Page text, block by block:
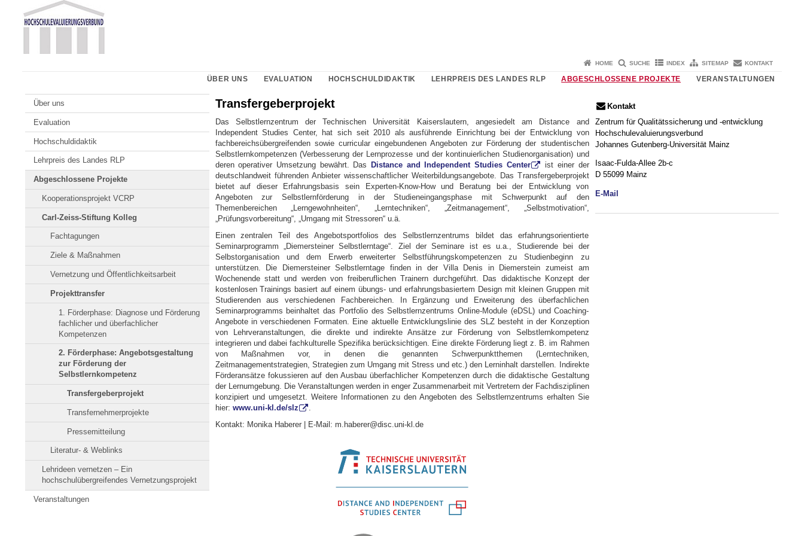
Inhalt Johannes
Gutenberg-
Mainz
HOME SUCHE INDEX SITEMAP KONTAKT
ÜBER UNS EVALUATION HOCHSCHULDIDAKTIK LEHRPREIS DES LANDES RLP ABGESCHLOSSENE PROJEKTE VERANSTALTUNGEN
Über uns
Evaluation
Hochschuldidaktik
Lehrpreis des Landes RLP
Abgeschlossene Projekte
Kooperationsprojekt VCRP
Carl-Zeiss-Stiftung Kolleg
Fachtagungen
Ziele & Maßnahmen
Vernetzung und Öffentlichkeitsarbeit
Projekttransfer
1. Förderphase: Diagnose und Förderung
fachlicher und überfachlicher
Kompetenzen
2. Förderphase: Angebotsgestaltung
zur Förderung der
Selbstlernkompetenz
Transfergeberprojekt
Transfernehmerprojekte
Pressemitteilung
Literatur- & Weblinks
Lehrideen vernetzen – Ein
hochschulübergreifendes Vernetzungsprojekt
Veranstaltungen
Transfergeberprojekt
Das Selbstlernzentrum der Technischen Universität Kaiserslautern, angesiedelt am Distance and
Independent Studies Center, hat sich seit 2010 als ausführende Einrichtung bei der Entwicklung von
fachbereichsübergreifenden sowie curricular eingebundenen Angeboten zur Förderung der studentischen
Selbstlernkompetenzen (Verbesserung der Lernprozesse und der kontinuierlichen Studienorganisation) und
deren operativer Umsetzung bewährt. Das Distance and Independent Studies Center
ist einer der
deutschlandweit führenden Anbieter wissenschaftlicher Weiterbildungsangebote. Das Transfergeberprojekt
bietet auf dieser Erfahrungsbasis sein Experten-Know-How und Beratung bei der Entwicklung von
Angeboten zur Selbstlernförderung in der Studieneingangsphase mit Schwerpunkt auf den
Themenbereichen „Lerngewohnheiten“, „Lerntechniken“, „Zeitmanagement“, „Selbstmotivation“,
„Prüfungsvorbereitung“, „Umgang mit Stressoren“ u.ä.
Einen zentralen Teil des Angebotsportfolios des Selbstlernzentrums bildet das erfahrungsorientierte
Seminarprogramm „Diemersteiner Selbstlerntage“. Ziel der Seminare ist es u.a., Studierende bei der
Selbstorganisation und dem Erwerb erweiterter Selbstführungskompetenzen zu Studienbeginn zu
unterstützen. Die Diemersteiner Selbstlerntage finden in der Villa Denis in Diemerstein zumeist am
Wochenende statt und werden von freiberuflichen Trainern durchgeführt. Das didaktische Konzept der
kostenlosen Trainings basiert auf einem übungs- und erfahrungsbasiertem Design mit kleinen Gruppen mit
Studierenden aus verschiedenen Fachbereichen. In Ergänzung und Erweiterung des überfachlichen
Seminarprogramms beinhaltet das Portfolio des Selbstlernzentrums Online-Module (eDSL) und Coaching-
Angebote in verschiedenen Formaten. Eine aktuelle Entwicklungslinie des SLZ besteht in der Konzeption
von Lehrveranstaltungen, die direkte und indirekte Ansätze zur Förderung von Selbstlernkompetenz
integrieren und dabei fachkulturelle Spezifika berücksichtigen. Eine direkte Förderung liegt z. B. im Rahmen
von Maßnahmen vor, in denen die genannten Schwerpunktthemen (Lerntechniken,
Zeitmanagementstrategien, Strategien zum Umgang mit Stress und etc.) den Lerninhalt darstellen. Indirekte
Förderansätze fokussieren auf den Ausbau überfachlicher Kompetenzen durch die didaktische Gestaltung
der Lernumgebung. Die Veranstaltungen werden in enger Zusammenarbeit mit Vertretern der Fachdisziplinen
konzipiert und umgesetzt. Weitere Informationen zu den Angeboten des Selbstlernzentrums erhalten Sie
hier: www.uni-kl.de/slz
Kontakt: Monika Haberer | E-Mail: m.haberer@disc.uni-kl.de
Kontakt
Zentrum für Qualitätssicherung und -entwicklung
Hochschulevaluierungsverbund
Johannes Gutenberg-Universität Mainz
Isaac-Fulda-Allee 2b-c
D 55099 Mainz
E-Mail